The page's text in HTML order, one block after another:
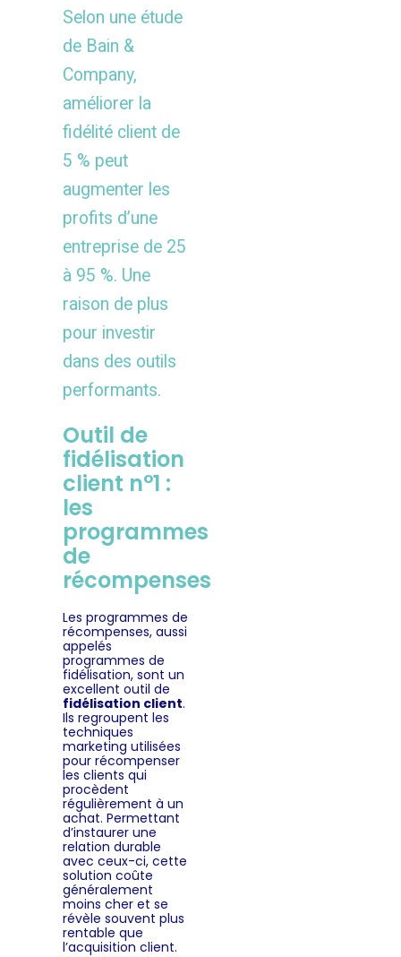
Selon une étude
de Bain &
Company,
améliorer la
fidélité client de
5 % peut
augmenter les
profits d’une
entreprise de 25
à 95 %. Une
raison de plus
pour investir
dans des outils
performants.
Outil de
fidélisation
client n°1 :
les
programmes
de
récompenses
Les programmes de
récompenses, aussi
appelés
programmes de
fidélisation, sont un
excellent outil de
fidélisation client.
Ils regroupent les
techniques
marketing utilisées
pour récompenser
les clients qui
procèdent
régulièrement à un
achat. Permettant
d’instaurer une
relation durable
avec ceux-ci, cette
solution coûte
généralement
moins cher et se
révèle souvent plus
rentable que
l’acquisition client.